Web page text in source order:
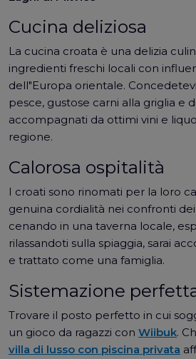
Cucina deliziosa
La cucina croata è una delizia
ingredienti freschi locali con
dell"Europa orientale.
pesce, gustose carni alla griglia e
accompagnati da ottimi vini e
regione.
Calorosa ospitalità
I croati sono rinomati per la loro
genuina cordialità nei confronti
cenando in una taverna locale,
rilassandoti sulla spiaggia, sarai
e trattato come una famiglia.
Sistemazione
Trovare il posto perfetto in cui
un gioco da ragazzi con Wiibuk.
villa di lusso con piscina privata